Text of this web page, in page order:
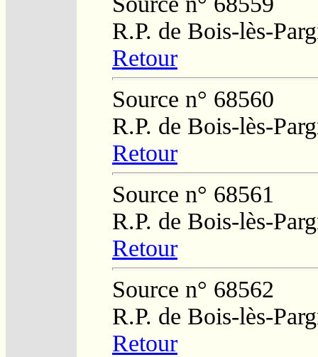
R.P. de Bois-lès-
Retour
Source n° 68560
R.P. de Bois-lès-
Retour
Source n° 68561
R.P. de Bois-lès-
Retour
Source n° 68562
R.P. de Bois-lès-
Retour